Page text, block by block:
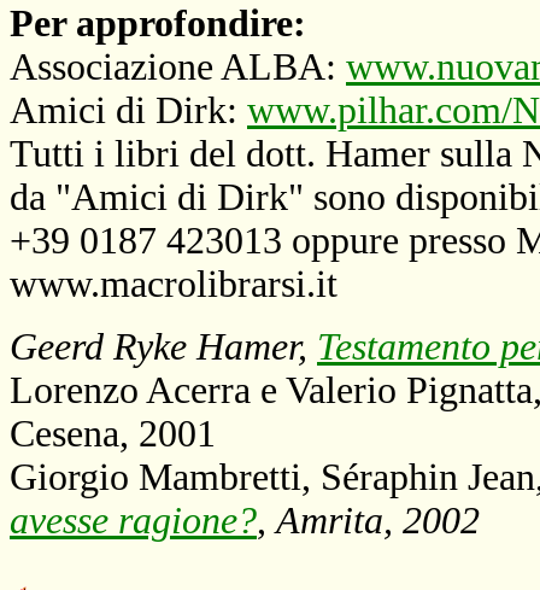
Per approfondire:
Associazione ALBA:
Amici di Dirk: www.pilhar.com/
Tutti i libri del dott. Hamer sulla
da "Amici di Dirk" sono
+39 0187 423013 oppure presso
www.macrolibrarsi.it
Geerd Ryke Hamer, Testamento
Lorenzo Acerra e Valerio
Cesena, 2001
Giorgio Mambretti, Séraphin
avesse ragione?, Amrita, 2002